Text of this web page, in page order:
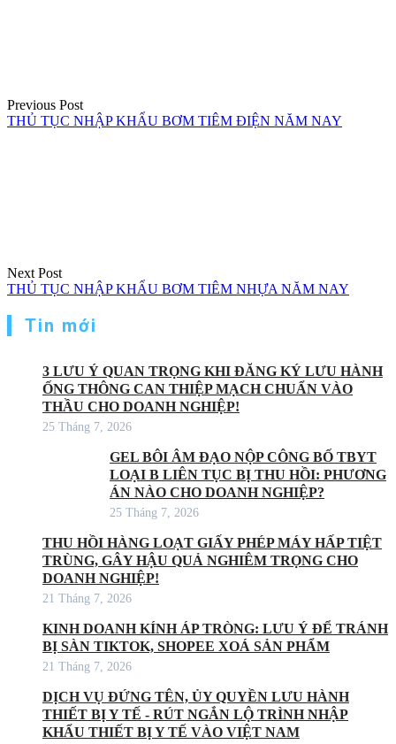
Previous Post
THỦ TỤC NHẬP KHẨU BƠM TIÊM ĐIỆN NĂM NAY
Next Post
THỦ TỤC NHẬP KHẨU BƠM TIÊM NHỰA NĂM NAY
Tin mới
3 LƯU Ý QUAN TRỌNG KHI ĐĂNG KÝ LƯU HÀNH
ỐNG THÔNG CAN THIỆP MẠCH CHUẨN VÀO
THẦU CHO DOANH NGHIỆP!
25 Tháng 7, 2026
GEL BÔI ÂM ĐẠO NỘP CÔNG BỐ TBYT
LOẠI B LIÊN TỤC BỊ THU HỒI: PHƯƠNG
ÁN NÀO CHO DOANH NGHIỆP?
25 Tháng 7, 2026
THU HỒI HÀNG LOẠT GIẤY PHÉP MÁY HẤP TIỆT
TRÙNG, GÂY HẬU QUẢ NGHIÊM TRỌNG CHO
DOANH NGHIỆP!
21 Tháng 7, 2026
KINH DOANH KÍNH ÁP TRÒNG: LƯU Ý ĐỂ TRÁNH
BỊ SÀN TIKTOK, SHOPEE XOÁ SẢN PHẨM
21 Tháng 7, 2026
DỊCH VỤ ĐỨNG TÊN, ỦY QUYỀN LƯU HÀNH
THIẾT BỊ Y TẾ - RÚT NGẮN LỘ TRÌNH NHẬP
KHẨU THIẾT BỊ Y TẾ VÀO VIỆT NAM